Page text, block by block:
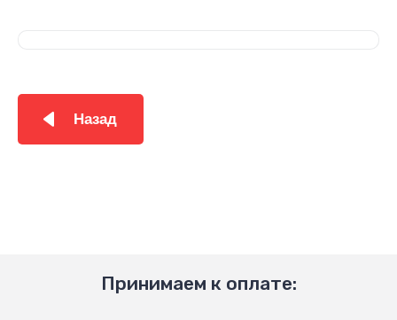
Назад
Принимаем к оплате: